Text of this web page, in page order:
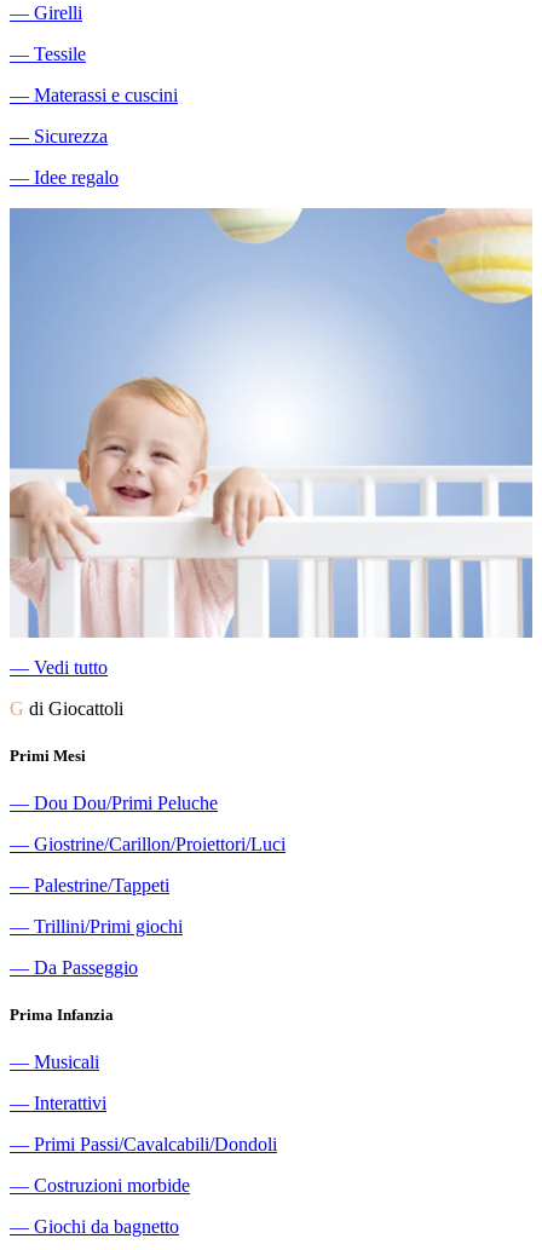
― Girelli
― Tessile
― Materassi e cuscini
― Sicurezza
― Idee regalo
― Vedi tutto
G di Giocattoli
Primi Mesi
― Dou Dou/Primi Peluche
― Giostrine/Carillon/Proiettori/Luci
― Palestrine/Tappeti
― Trillini/Primi giochi
― Da Passeggio
Prima Infanzia
― Musicali
― Interattivi
― Primi Passi/Cavalcabili/Dondoli
― Costruzioni morbide
― Giochi da bagnetto